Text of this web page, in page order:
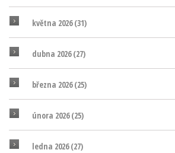
května 2026(31)
dubna 2026(27)
března 2026(25)
února 2026(25)
ledna 2026(27)